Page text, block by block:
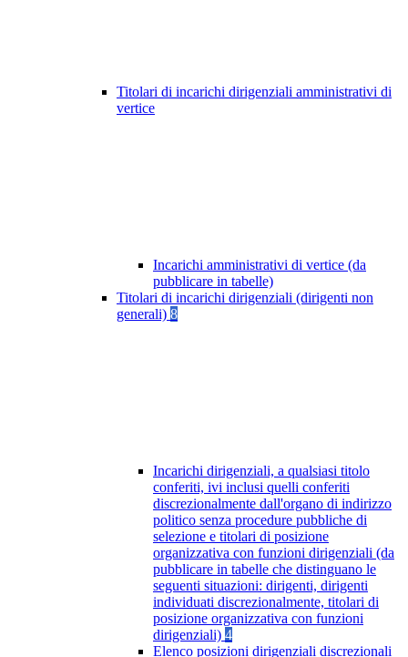
Titolari di incarichi dirigenziali amministrativi di
vertice
Incarichi amministrativi di vertice (da
pubblicare in tabelle)
Titolari di incarichi dirigenziali (dirigenti non
generali) 8
Incarichi dirigenziali, a qualsiasi titolo
conferiti, ivi inclusi quelli conferiti
discrezionalmente dall'organo di indirizzo
politico senza procedure pubbliche di
selezione e titolari di posizione
organizzativa con funzioni dirigenziali (da
pubblicare in tabelle che distinguano le
seguenti situazioni: dirigenti, dirigenti
individuati discrezionalmente, titolari di
posizione organizzativa con funzioni
dirigenziali) 4
Elenco posizioni dirigenziali discrezionali